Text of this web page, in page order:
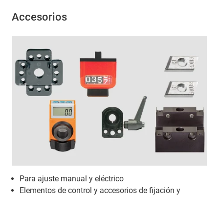
Accesorios
Para ajuste manual y eléctrico
Elementos de control y accesorios de fijación y